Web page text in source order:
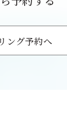
ング予約へ